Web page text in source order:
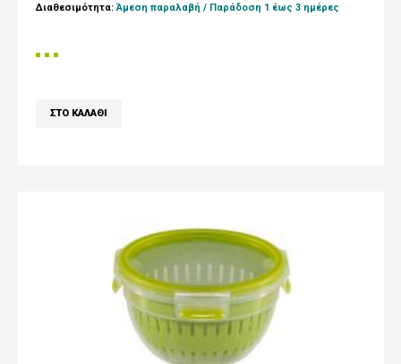
Διαθεσιμότητα: Άμεση παραλαβή / Παράδoση 1 έως 3 ημέρες